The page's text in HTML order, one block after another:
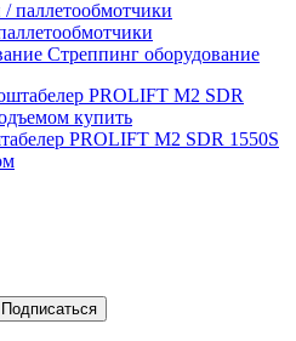
Стреппинг оборудование
PROLIFT M2 SDR 1550S
Подписаться